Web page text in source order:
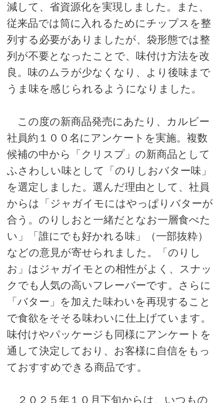
減して、省資源化を実現しました。また、
従来品では筒に入れるためにチップスを整
列する必要がありましたが、袋形態では整
列が不要となったことで、味付け方法を改
良。味のムラが少なくなり、より後味まで
うま味を感じられるようになりました。
この度の新商品発売にあたり、カルビー
社員約１００名にアンケートを実施。複数
候補の中から「クリスプ」の新商品として
ふさわしい味として「のりしおバター味」
を選定しました。選んだ理由として、社員
からは「ジャガイモにはやっぱりバターが
合う。のりしおと一緒だとなお一層食べた
い」「誰にでも好かれる味」（一部抜粋）
などの意見が寄せられました。「のりし
お」はジャガイモとの相性がよく、スナッ
クでも人気の高いフレーバーです。さらに
「バター」を加えた味わいを再現すること
で食欲をそそる味わいに仕上げています。
味付けやパッケージも同様にアンケートを
通して決定しており、お客様に自信をもっ
ておすすめできる商品です。
２０２５年１０月下旬からは、いつもの